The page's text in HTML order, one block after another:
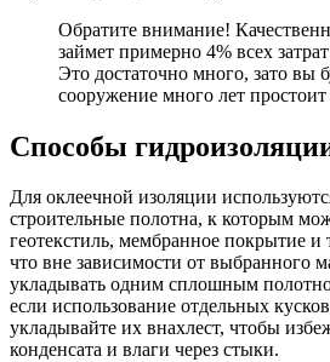
Обратите внимание!
займет примерно 4% всех
Это достаточно много, зато вы
сооружение много лет простоит
Способы
Для оклеечной изоляции
строительные полотна, к которым
геотекстиль, мембранное покрытие
что вне зависимости от выбранного
укладывать одним сплошным
если использование отдельных
укладывайте их внахлест, чтобы
конденсата и влаги через стыки.